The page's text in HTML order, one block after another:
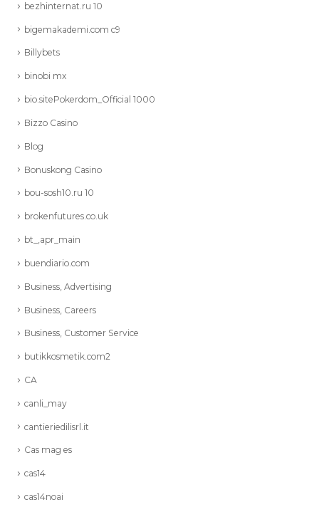
bezhinternat.ru 10
bigemakademi.com c9
Billybets
binobi mx
bio.sitePokerdom_Official 1000
Bizzo Casino
Blog
Bonuskong Casino
bou-sosh10.ru 10
brokenfutures.co.uk
bt_,apr_main
buendiario.com
Business, Advertising
Business, Careers
Business, Customer Service
butikkosmetik.com2
CA
canli_may
cantieriedilisrl.it
Cas mag es
cas14
cas14noai